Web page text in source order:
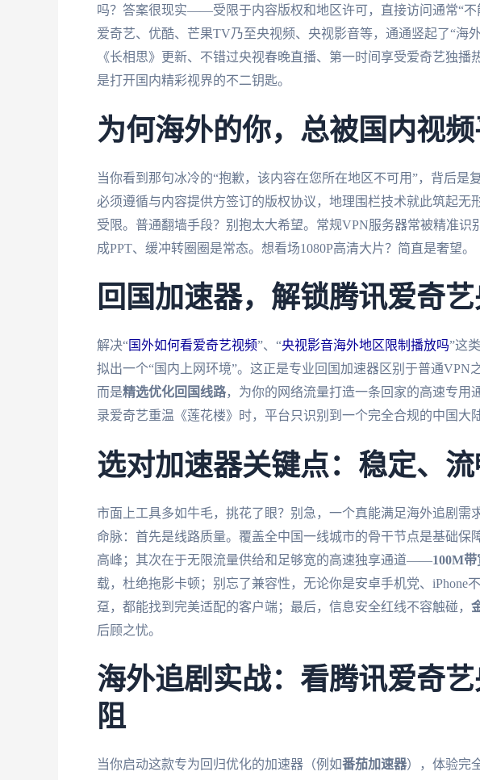
吗？答案很现实——受限于内容版权和地区许可，直接访问通常“不
爱奇艺、优酷、芒果TV乃至央视频、央视影音等，通通竖起了“海
《长相思》更新、不错过央视春晚直播、第一时间享受爱奇艺独
是打开国内精彩视界的不二钥匙。
为何海外的你，总被国内视频
当你看到那句冰冷的“抱歉，该内容在您所在地区不可用”，背后是
必须遵循与内容提供方签订的版权协议，地理围栏技术就此筑起无
受限。普通翻墙手段？别抱太大希望。常规VPN服务器常被精准识
成PPT、缓冲转圈圈是常态。想看场1080P高清大片？简直是奢望。
回国加速器，解锁腾讯爱奇
解决“国外如何看爱奇艺视频”、“央视影音海外地区限制播放吗”这
拟出一个“国内上网环境”。这正是专业回国加速器区别于普通VPN
而是精选优化回国线路，为你的网络流量打造一条回家的高速专用
录爱奇艺重温《莲花楼》时，平台只识别到一个完全合规的中国大
选对加速器关键点：稳定、
市面上工具多如牛毛，挑花了眼？别急，一个真能满足海外追剧需
命脉：首先是线路质量。覆盖全中国一线城市的骨干节点是基础保
高峰；其次在于无限流量供给和足够宽的高速独享通道——100M
载，杜绝拖影卡顿；别忘了兼容性，无论你是安卓手机党、iPhone
趸，都能找到完美适配的客户端；最后，信息安全红线不容触碰，
后顾之忧。
海外追剧实战：看腾讯爱奇
阻
当你启动这款专为回归优化的加速器（例如番茄加速器），体验完